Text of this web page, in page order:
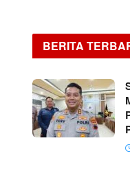
BERITA